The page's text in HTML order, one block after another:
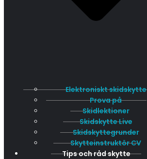
Elektroniskt skidskytte
Prova på
Skidlektioner
Skidskytte Live
Skidskyttegrunder
Skytteinstruktör CV
Tips och råd skytte